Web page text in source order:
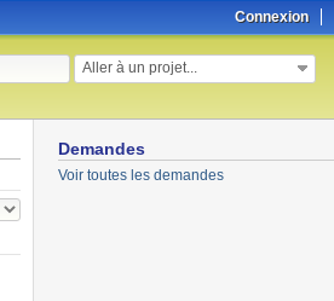
Connexion
Aller à un projet...
Demandes
Voir toutes les demandes